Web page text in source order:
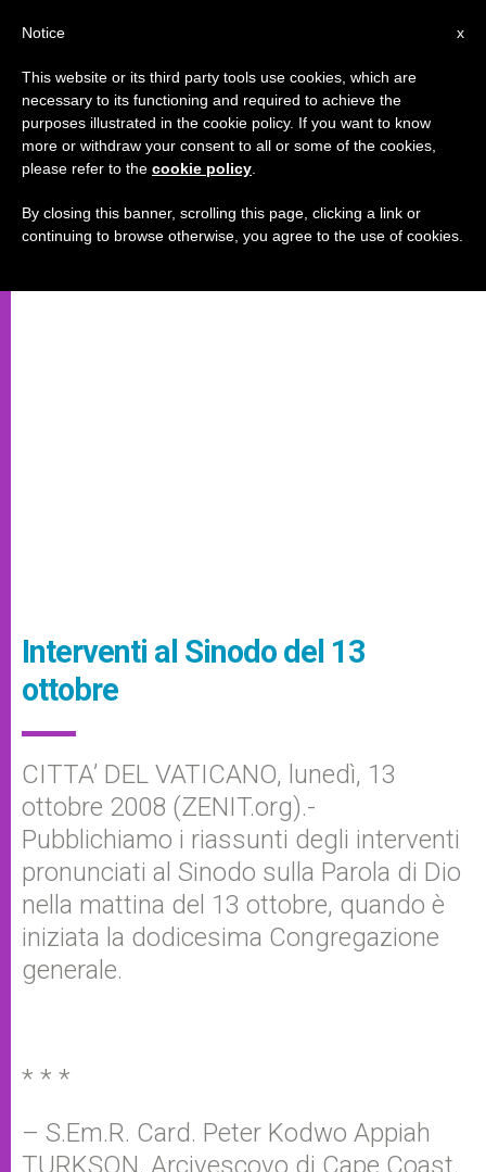
Interventi al Sinodo del 13
ottobre
CITTA’ DEL VATICANO, lunedì, 13
ottobre 2008 (ZENIT.org).-
Pubblichiamo i riassunti degli interventi
pronunciati al Sinodo sulla Parola di Dio
nella mattina del 13 ottobre, quando è
iniziata la dodicesima Congregazione
generale.
* * *
– S.Em.R. Card. Peter Kodwo Appiah
TURKSON, Arcivescovo di Cape Coast,
x
Notice
This website or its third party tools use cookies, which are
necessary to its functioning and required to achieve the
purposes illustrated in the cookie policy. If you want to know
more or withdraw your consent to all or some of the cookies,
please refer to the cookie policy
By closing this banner, scrolling this page, clicking a link or
continuing to browse otherwise, you agree to the use of cookies.